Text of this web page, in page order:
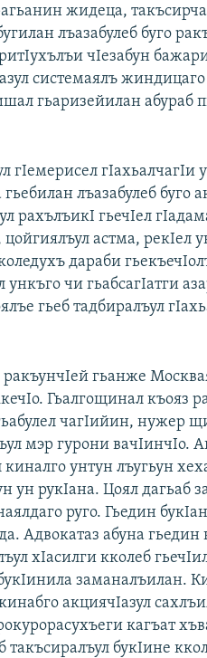
жидеца,
лъазабулеб буго
чIезабун
системаялъ
гьаризейилан абураб
гIемерисел гIахьалчагIи
лъазабулеб буго
рахълъикI гьечIел
астма, рекIел
дараби
чи гьабсагIатги
гьеб тадбиралъул
гьанже
Гьалгощинал къояз
чагIийин, нужер
мэр гурони вачIинчIо.
унтун лъугьун
ун рукIана. Цоял дагьаб
руго. Гьедин
Адвокатаз абуна гьедин
хIасилги кколеб
заманалъилан.
акциячIазул
кагъат
такъсиралъул букIине